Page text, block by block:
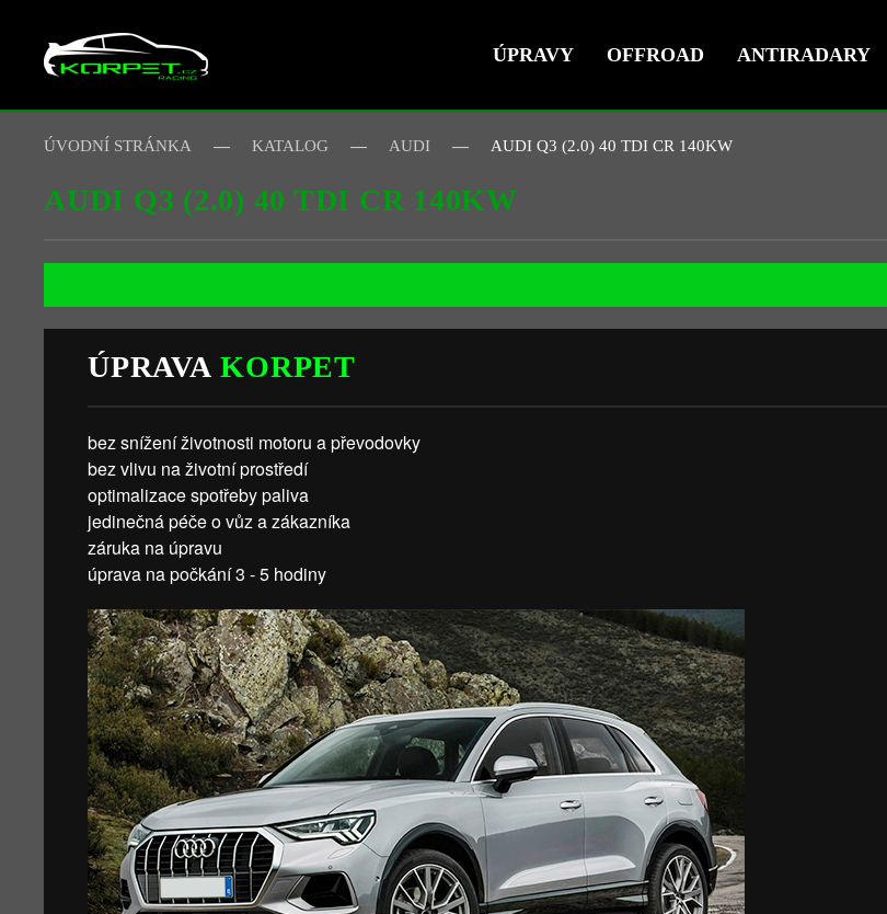
Skip to main content ÚPRAVY OFFROAD ANTIRADARY
ÚVODNÍ STRÁNKA KATALOG AUDI AUDI Q3 (2.0) 40 TDI CR 140KW
AUDI Q3 (2.0) 40 TDI CR 140KW
ÚPRAVAKORPET
bez snížení životnosti motoru a převodovky
bez vlivu na životní prostředí
optimalizace spotřeby paliva
jedinečná péče o vůz a zákazníka
záruka na úpravu
úprava na počkání 3 - 5 hodiny